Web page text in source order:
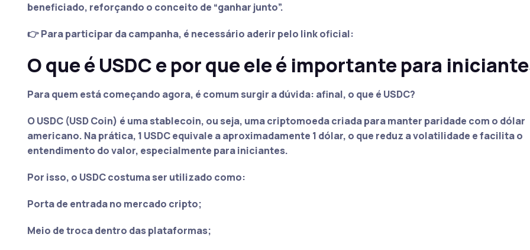
beneficiado, reforçando o conceito de “ganhar junto”.
👉 Para participar da campanha, é necessário aderir pelo link oficial:
O que é USDC e por que ele é importante para
Para quem está começando agora, é comum surgir a dúvida: afinal, o que é USDC?
O USDC (USD Coin) é uma stablecoin, ou seja, uma criptomoeda criada para manter paridade com o dólar
americano. Na prática, 1 USDC equivale a aproximadamente 1 dólar, o que reduz a volatilidade e facilita o
entendimento do valor, especialmente para iniciantes.
Por isso, o USDC costuma ser utilizado como:
Porta de entrada no mercado cripto;
Meio de troca dentro das plataformas;